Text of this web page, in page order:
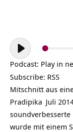
Audio-
Player
Podcast: Play in
Subscribe: RSS
Mitschnitt aus
Pradipika Juli
wurde mit einem